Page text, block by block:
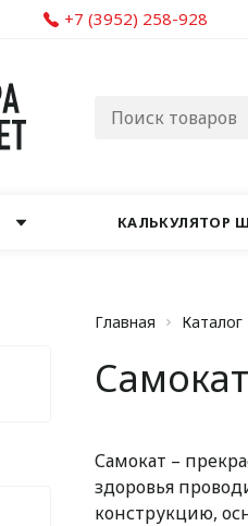
+7 (3952) 258-928
КАЛЬКУЛЯТОР
Главная Каталог
Самокат –
здоровья
конструкцию,